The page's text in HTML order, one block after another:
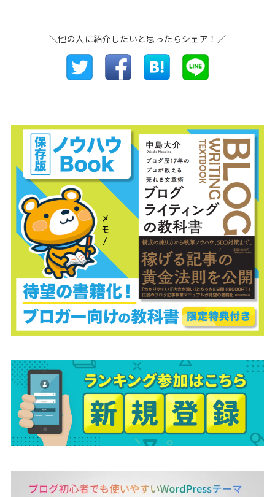
＼他の人に紹介したいと思ったらシェア！／